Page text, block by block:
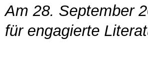
Am 28. September
für engagierte